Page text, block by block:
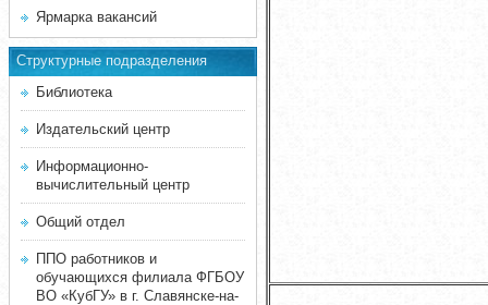
Ярмарка вакансий
Структурные подразделения
Библиотека
Издательский центр
Информационно-
вычислительный центр
Общий отдел
ППО работников и
обучающихся филиала ФГБОУ
ВО «КубГУ» в г. Славянске-на-